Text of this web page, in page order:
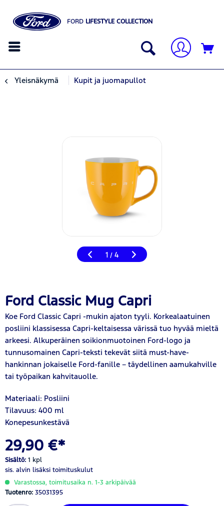
FORD LIFESTYLE COLLECTION
Yleisnäkymä Kupit ja juomapullot
1 / 4
Ford Classic Mug Capri
Koe Ford Classic Capri -mukin ajaton tyyli. Korkealaatuinen
posliini klassisessa Capri-keltaisessa värissä tuo hyvää mieltä
arkeesi. Alkuperäinen soikionmuotoinen Ford-logo ja
tunnusomainen Capri-teksti tekevät siitä must-have-
hankinnan jokaiselle Ford-fanille – täydellinen aamukahville
tai työpaikan kahvitauolle.
Materiaali: Posliini
Tilavuus: 400 ml
Konepesunkestävä
29,90 €*
Sisältö: 1 kpl
sis. alvin lisäksi toimituskulut
Varastossa, toimitusaika n. 1-3 arkipäivää
Tuotenro: 35031395